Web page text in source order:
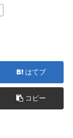
はてブ
コピー